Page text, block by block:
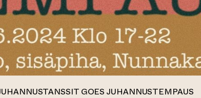
GOES JUHANNUSTEMPAUS